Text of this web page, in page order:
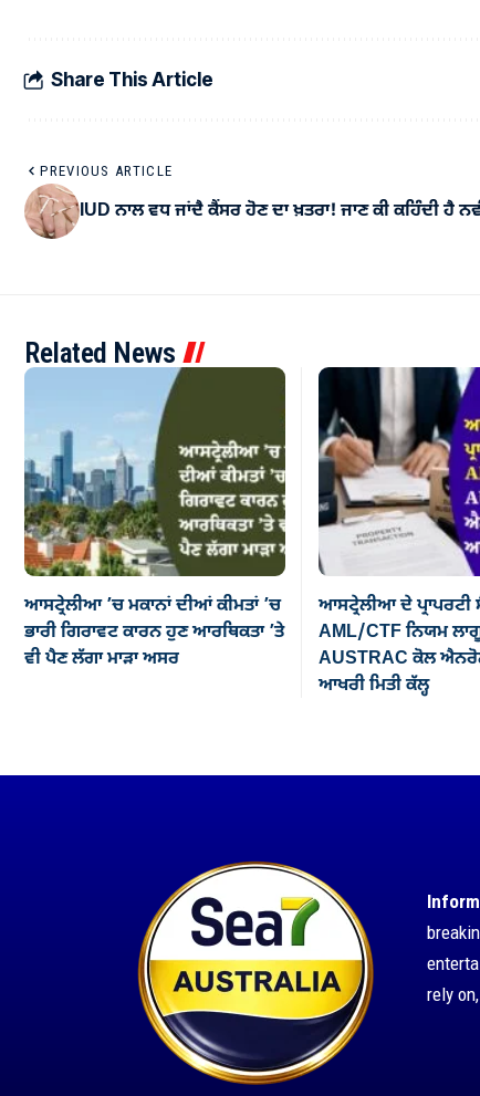
Share This Article
PREVIOUS ARTICLE
IUD ਨਾਲ ਵਧ ਜਾਂਦੈ ਕੈਂਸਰ ਹੋਣ ਦਾ ਖ਼ਤਰਾ! ਜਾਣ ਕੀ ਕਹਿੰਦੀ ਹੈ
Related News
ਆਸਟ੍ਰੇਲੀਆ ’ਚ ਮਕਾਨਾਂ ਦੀਆਂ ਕੀਮਤਾਂ ’ਚ
ਭਾਰੀ ਗਿਰਾਵਟ ਕਾਰਨ ਹੁਣ ਆਰਥਿਕਤਾ ’ਤੇ
ਵੀ ਪੈਣ ਲੱਗਾ ਮਾੜਾ ਅਸਰ
ਆਸਟ੍ਰੇਲੀਆ ਦੇ
AML/CTF ਨਿਯਮ
AUSTRAC ਕੋਲ
ਆਖਰੀ ਮਿਤੀ ਕੱਲ੍ਹ
rely